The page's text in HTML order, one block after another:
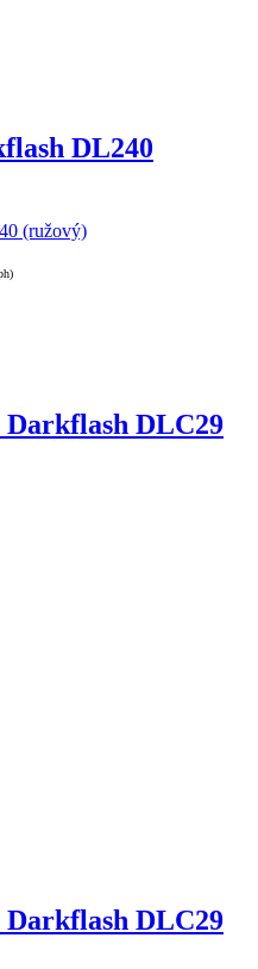
DL240
(ružový)
DLC29
DLC29